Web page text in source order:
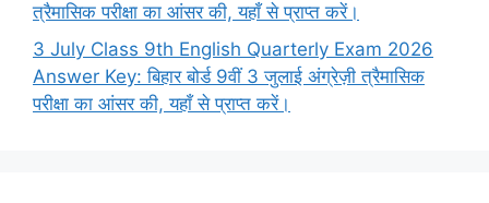
त्रैमासिक परीक्षा का आंसर की, यहाँ से प्राप्त करें।
3 July Class 9th English Quarterly Exam 2026
Answer Key: बिहार बोर्ड 9वीं 3 जुलाई अंग्रेज़ी त्रैमासिक
परीक्षा का आंसर की, यहाँ से प्राप्त करें।